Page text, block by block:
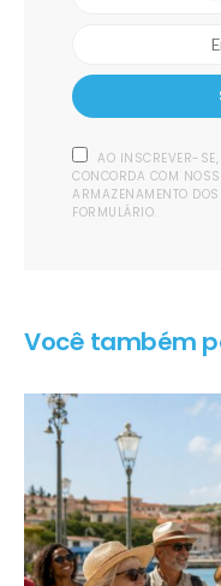
AO INSCREVER-
CONCORDA COM
ARMAZENAMENTO
FORMULÁRIO.
Você também